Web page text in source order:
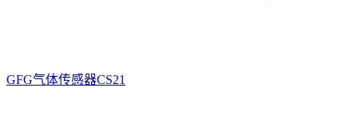
GFG气体传感器CS21